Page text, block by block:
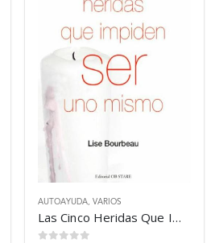
AUTOAYUDA VARIOS
Las Cinco Heridas Que Impiden Ser Uno – Bourbeau Lise